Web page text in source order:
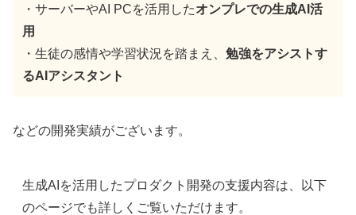
・サーバーやAI PCを活用したオンプレでの生成AI活
用
・生徒の感情や学習状況を踏まえ、 勉強をアシストす
るAIアシスタント
などの開発実績がございます。
生成AIを活用したプロダクト開発の支援内容は、以下
のページでも詳しくご覧いただけます。